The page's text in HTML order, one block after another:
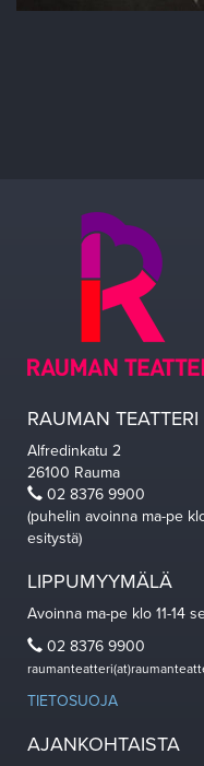
RAUMAN TEATTERI
Alfredinkatu 2
26100 Rauma
02 8376 9900
(puhelin avoinna ma-pe
esitystä)
LIPPUMYYMÄLÄ
Avoinna ma-pe klo 11-14
02 8376 9900
TIETOSUOJA
AJANKOHTAISTA